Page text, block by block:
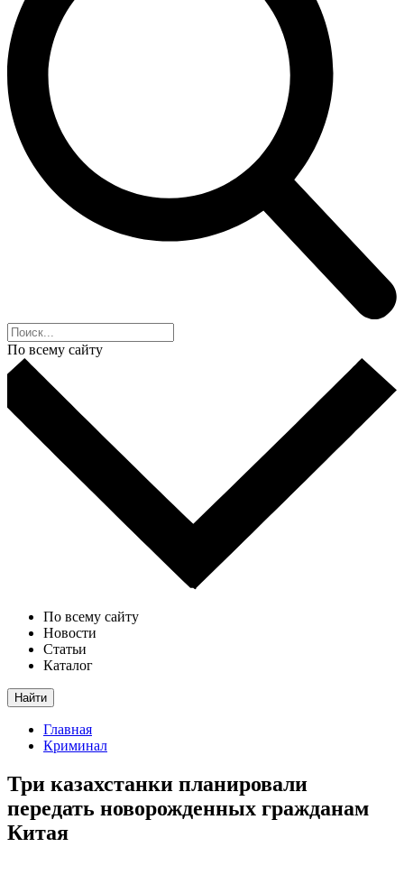
По всему сайту
По всему сайту
Новости
Статьи
Каталог
Найти
Главная
Криминал
Три казахстанки планировали
передать новорожденных гражданам
Китая